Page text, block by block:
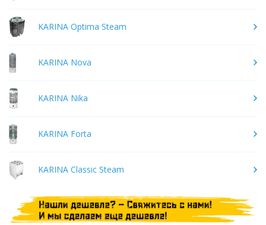
KARINA Optima Steam
KARINA Nova
KARINA Nika
KARINA Forta
KARINA Classic Steam